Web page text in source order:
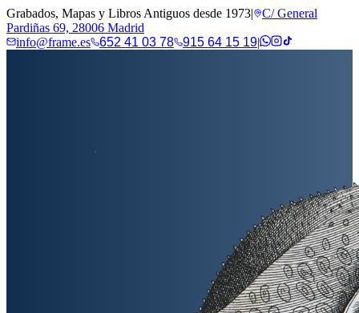
Grabados, Mapas y Libros Antiguos desde 1973|
C/ General
Pardiñas 69, 28006 Madrid
info@frame.es
652 41 03 78 915 64 15 19|